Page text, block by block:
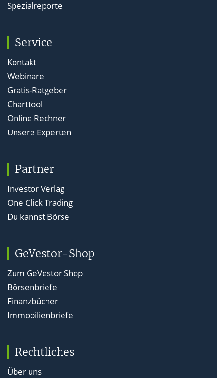
Spezialreporte
Service
Kontakt
Webinare
Gratis-Ratgeber
Charttool
Online Rechner
Unsere Experten
Partner
Investor Verlag
One Click Trading
Du kannst Börse
GeVestor-Shop
Zum GeVestor Shop
Börsenbriefe
Finanzbücher
Immobilienbriefe
Rechtliches
Über uns